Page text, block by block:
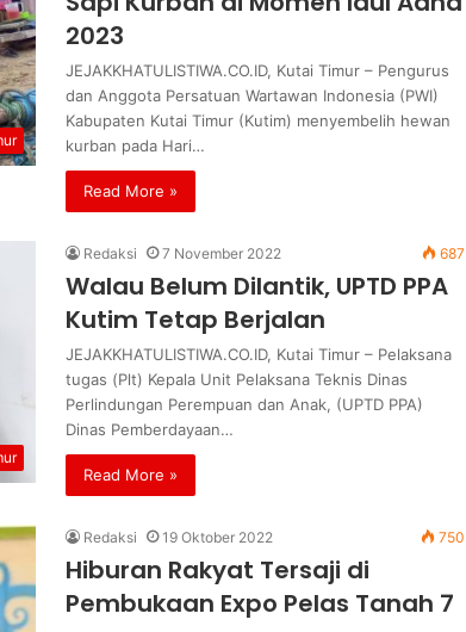
2023
JEJAKKHATULISTIWA.CO.ID, Kutai Timur – Pengurus
dan Anggota Persatuan Wartawan Indonesia (PWI)
Kabupaten Kutai Timur (Kutim) menyembelih hewan
kurban pada Hari…
Read More »
Redaksi 7 November 2022 687
Walau Belum Dilantik, UPTD PPA
Kutim Tetap Berjalan
JEJAKKHATULISTIWA.CO.ID, Kutai Timur – Pelaksana
tugas (Plt) Kepala Unit Pelaksana Teknis Dinas
Perlindungan Perempuan dan Anak, (UPTD PPA)
Dinas Pemberdayaan…
Read More »
Redaksi 19 Oktober 2022 750
Hiburan Rakyat Tersaji di
Pembukaan Expo Pelas Tanah 7